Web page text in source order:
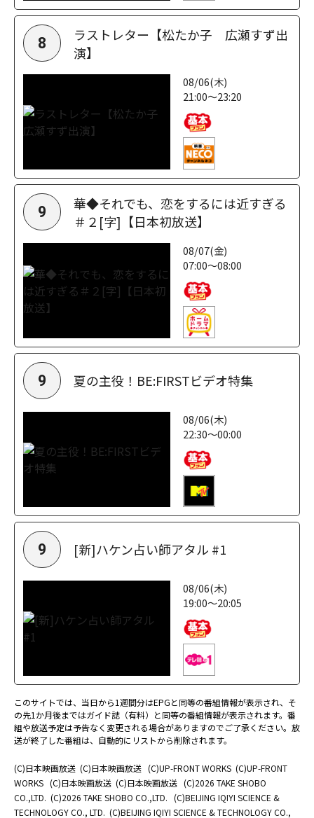
8
ラストレター【松たか子 広瀬すず出
演】
08/06(木)
21:00～23:20
9
華◆それでも、恋をするには近すぎる
＃２[字]【日本初放送】
08/07(金)
07:00～08:00
9 夏の主役！BE:FIRSTビデオ特集
08/06(木)
22:30～00:00
9 [新]ハケン占い師アタル #1
08/06(木)
19:00～20:05
このサイトでは、当日から1週間分はEPGと同等の番組情報が表示され、そ
の先1か月後まではガイド誌（有料）と同等の番組情報が表示されます。番
組や放送予定は予告なく変更される場合がありますのでご了承ください。放
送が終了した番組は、自動的にリストから削除されます。
(C)日本映画放送 (C)日本映画放送 (C)UP-FRONT WORKS (C)UP-FRONT
WORKS (C)日本映画放送 (C)日本映画放送 (C)2026 TAKE SHOBO
CO.,LTD. (C)2026 TAKE SHOBO CO.,LTD. (C)BEIJING IQIYI SCIENCE &
TECHNOLOGY CO., LTD. (C)BEIJING IQIYI SCIENCE & TECHNOLOGY CO.,